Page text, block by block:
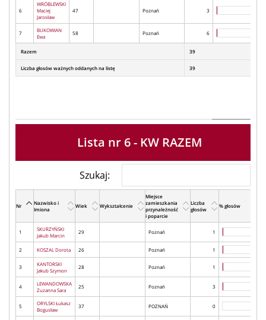
6
WRÓBLEWSKI
Maciej
Jarosław
47 Poznań 3
7
BUKOWIAN
Ewa
58 Poznań 6
Razem 39
Liczba głosów ważnych oddanych na listę 39
Lista nr 6 - KW RAZEM
Szukaj:
Nr
Nazwisko i
Imiona
Wiek Wykształcenie
Miejsce
zamieszkania
przynależność
i poparcie
Liczba
głosów
% głosów
1
SKURZYŃSKI
Jakub Marcin
29 Poznań 1
2 KOSZAL Dorota 26 Poznań 1
3
KANTORSKI
Jakub Szymon
28 Poznań 1
4
LEWANDOWSKA
Zuzanna Sara
25 Poznań 3
5
ORYLSKI Łukasz
Bogusław
37 POZNAŃ 0